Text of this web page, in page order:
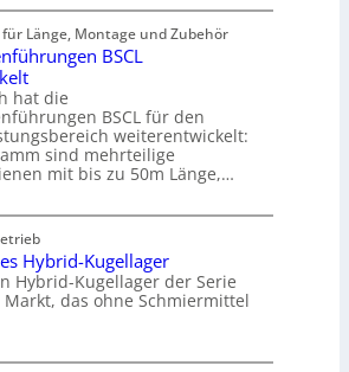
Länge, Montage und Zubehör
BSCL
hat die
BSCL für den
weiterentwickelt:
sind mehrteilige
mit bis zu 50m Länge,…
Hybrid-Kugellager
Hybrid-Kugellager der Serie
das ohne Schmiermittel